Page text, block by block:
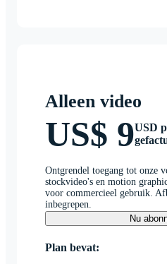
Alleen video
US$ 9USD
Ontgrendel toegang tot onze
stockvideo's en motion
voor commercieel gebruik.
inbegrepen.
Nu
Plan bevat: